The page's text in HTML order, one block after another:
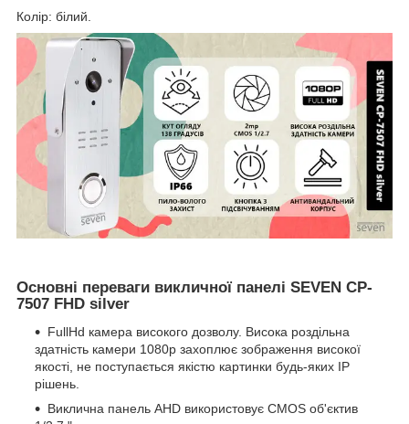
Колір: білий.
Основні переваги викличної панелі SEVEN CP-
7507 FHD silver
FullHd камера високого дозволу. Висока роздільна
здатність камери 1080p захоплює зображення високої
якості, не поступається якістю картинки будь-яких IP
рішень.
Виклична панель AHD використовує CMOS об'єктив